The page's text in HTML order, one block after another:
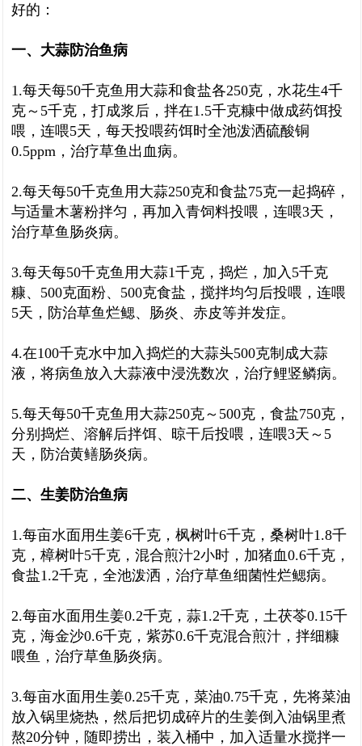
好的：
一、大蒜防治鱼病
1.每天每50千克鱼用大蒜和食盐各250克，水花生4千
克～5千克，打成浆后，拌在1.5千克糠中做成药饵投
喂，连喂5天，每天投喂药饵时全池泼洒硫酸铜
0.5ppm，治疗草鱼出血病。
2.每天每50千克鱼用大蒜250克和食盐75克一起捣碎，
与适量木薯粉拌匀，再加入青饲料投喂，连喂3天，
治疗草鱼肠炎病。
3.每天每50千克鱼用大蒜1千克，捣烂，加入5千克
糠、500克面粉、500克食盐，搅拌均匀后投喂，连喂
5天，防治草鱼烂鳃、肠炎、赤皮等并发症。
4.在100千克水中加入捣烂的大蒜头500克制成大蒜
液，将病鱼放入大蒜液中浸洗数次，治疗鲤竖鳞病。
5.每天每50千克鱼用大蒜250克～500克，食盐750克，
分别捣烂、溶解后拌饵、晾干后投喂，连喂3天～5
天，防治黄鳝肠炎病。
二、生姜防治鱼病
1.每亩水面用生姜6千克，枫树叶6千克，桑树叶1.8千
克，樟树叶5千克，混合煎汁2小时，加猪血0.6千克，
食盐1.2千克，全池泼洒，治疗草鱼细菌性烂鳃病。
2.每亩水面用生姜0.2千克，蒜1.2千克，土茯苓0.15千
克，海金沙0.6千克，紫苏0.6千克混合煎汁，拌细糠
喂鱼，治疗草鱼肠炎病。
3.每亩水面用生姜0.25千克，菜油0.75千克，先将菜油
放入锅里烧热，然后把切成碎片的生姜倒入油锅里煮
熬20分钟，随即捞出，装入桶中，加入适量水搅拌一